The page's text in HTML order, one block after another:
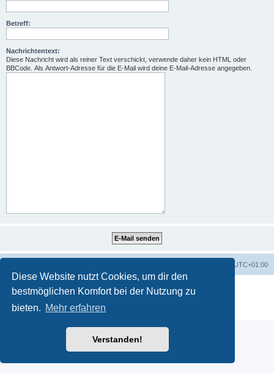
Diese Website nutzt Cookies, um dir den
bestmöglichen Komfort bei der Nutzung zu
bieten. Mehr erfahren
Verstanden!
Betreff:
Nachrichtentext:
Diese Nachricht wird als reiner Text verschickt, verwende daher kein HTML oder
BBCode. Als Antwort-Adresse für die E-Mail wird deine E-Mail-Adresse angegeben.
UTC+01:00
Powered by phpBB ® Forum Software © phpBB Limited
phpBB.de
Datenschutz